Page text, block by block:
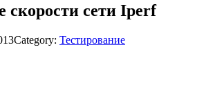
скорости сети Iperf
Category: Тестирование